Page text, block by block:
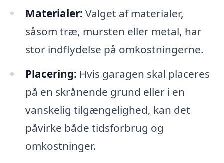
Materialer: Valget af materialer,
såsom træ, mursten eller metal, har
stor indflydelse på omkostningerne.
Placering: Hvis garagen skal placeres
på en skrånende grund eller i en
vanskelig tilgængelighed, kan det
påvirke både tidsforbrug og
omkostninger.